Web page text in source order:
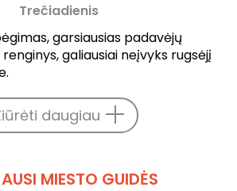
Trečiadienis
garsiausias padavėjų
galiausiai neįvyks rugsėjį
daugiau
MIESTO GUIDĖS